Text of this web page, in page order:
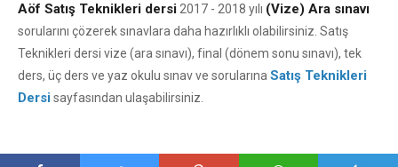
Aöf Satış Teknikleri dersi 2017 - 2018 yılı (Vize) Ara sınavı
sorularını çözerek sınavlara daha hazırlıklı olabilirsiniz. Satış
Teknikleri dersi vize (ara sınavı), final (dönem sonu sınavı), tek
ders, üç ders ve yaz okulu sınav ve sorularına Satış Teknikleri
Dersisayfasından ulaşabilirsiniz.